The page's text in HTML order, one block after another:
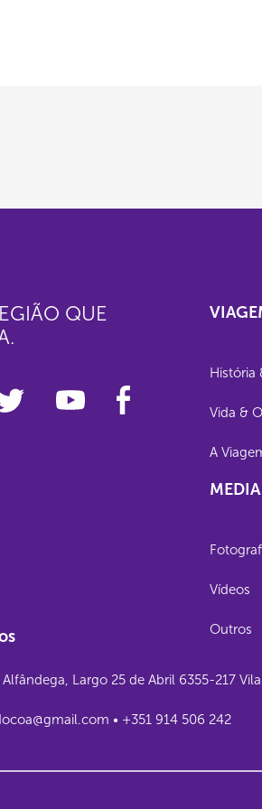
QUE
História
Vida &
A
MEDIA
Vídeos
Outros
Largo 25 de Abril 6355-217
• +351 914 506 242